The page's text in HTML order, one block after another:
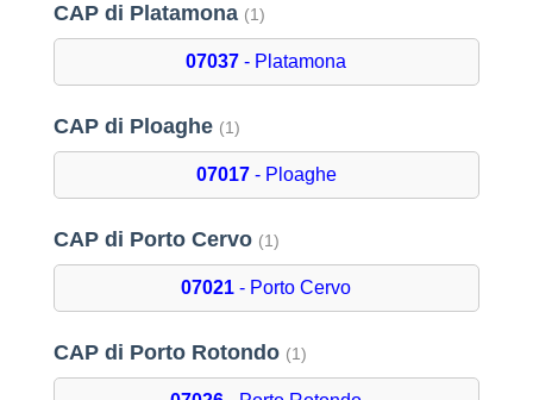
CAP di Platamona (1)
07037 - Platamona
CAP di Ploaghe (1)
07017- Ploaghe
CAP di Porto Cervo (1)
07021 - Porto Cervo
CAP di Porto Rotondo (1)